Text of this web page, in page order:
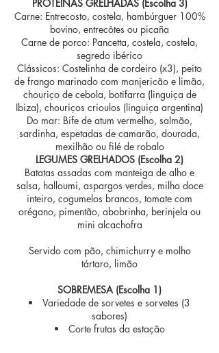
PROTEÍNAS GRELHADAS (Escolha 3)
Carne: Entrecosto, costela, hambúrguer 100%
bovino, entrecôtes ou picaña
Carne de porco: Pancetta, costela, costela,
segredo ibérico
Clássicos: Costelinha de cordeiro (x3), peito
de frango marinado com manjericão e limão,
chouriço de cebola, botifarra (linguiça de
Ibiza), chouriços crioulos (linguiça argentina)
Do mar: Bife de atum vermelho, salmão,
sardinha, espetadas de camarão, dourada,
mexilhão ou filé de robalo
LEGUMES GRELHADOS (Escolha 2)
Batatas assadas com manteiga de alho e
salsa, halloumi, aspargos verdes, milho doce
inteiro, cogumelos brancos, tomate com
orégano, pimentão, abobrinha, berinjela ou
mini alcachofra
Servido com pão, chimichurry e molho
tártaro, limão
SOBREMESA (Escolha 1)
Variedade de sorvetes e sorvetes (3
sabores)
Corte frutas da estação